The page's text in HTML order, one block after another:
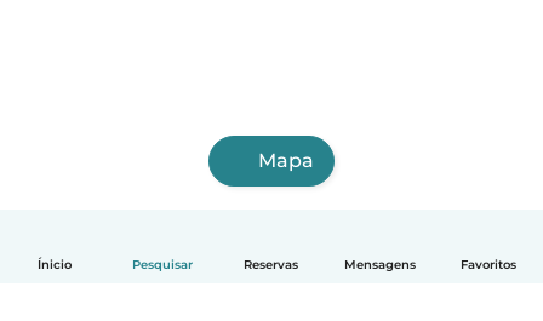
Ínicio Pesquisar Reservas Mensagens Favoritos
Mapa